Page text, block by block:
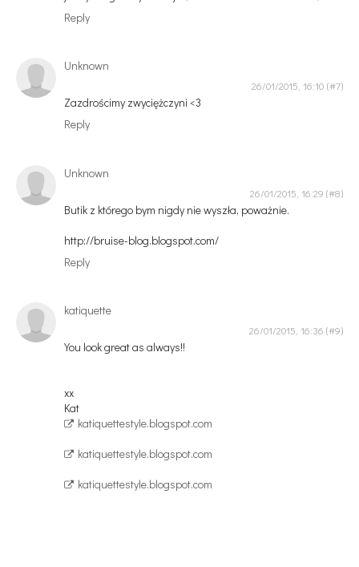
Reply
Unknown
26/01/2015, 16:10
Zazdrościmy zwyciężczyni <3
Reply
Unknown
26/01/2015, 16:29
Butik z którego bym nigdy nie wyszła, poważnie.
http://bruise-blog.blogspot.com/
Reply
katiquette
26/01/2015, 16:36
You look great as always!!
xx
Kat
katiquettestyle.blogspot.com
katiquettestyle.blogspot.com
katiquettestyle.blogspot.com